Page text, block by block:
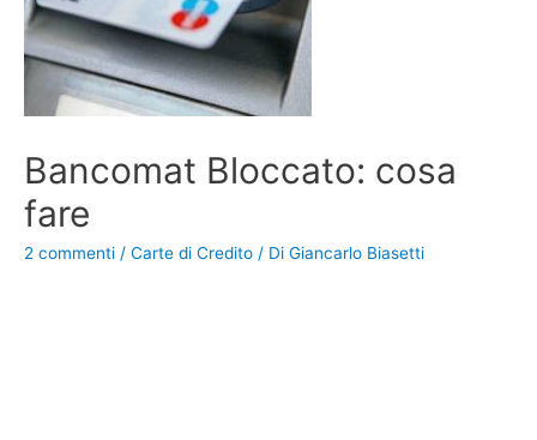
Bancomat Bloccato: cosa
fare
2 commenti / Carte di Credito / Di Giancarlo Biasetti